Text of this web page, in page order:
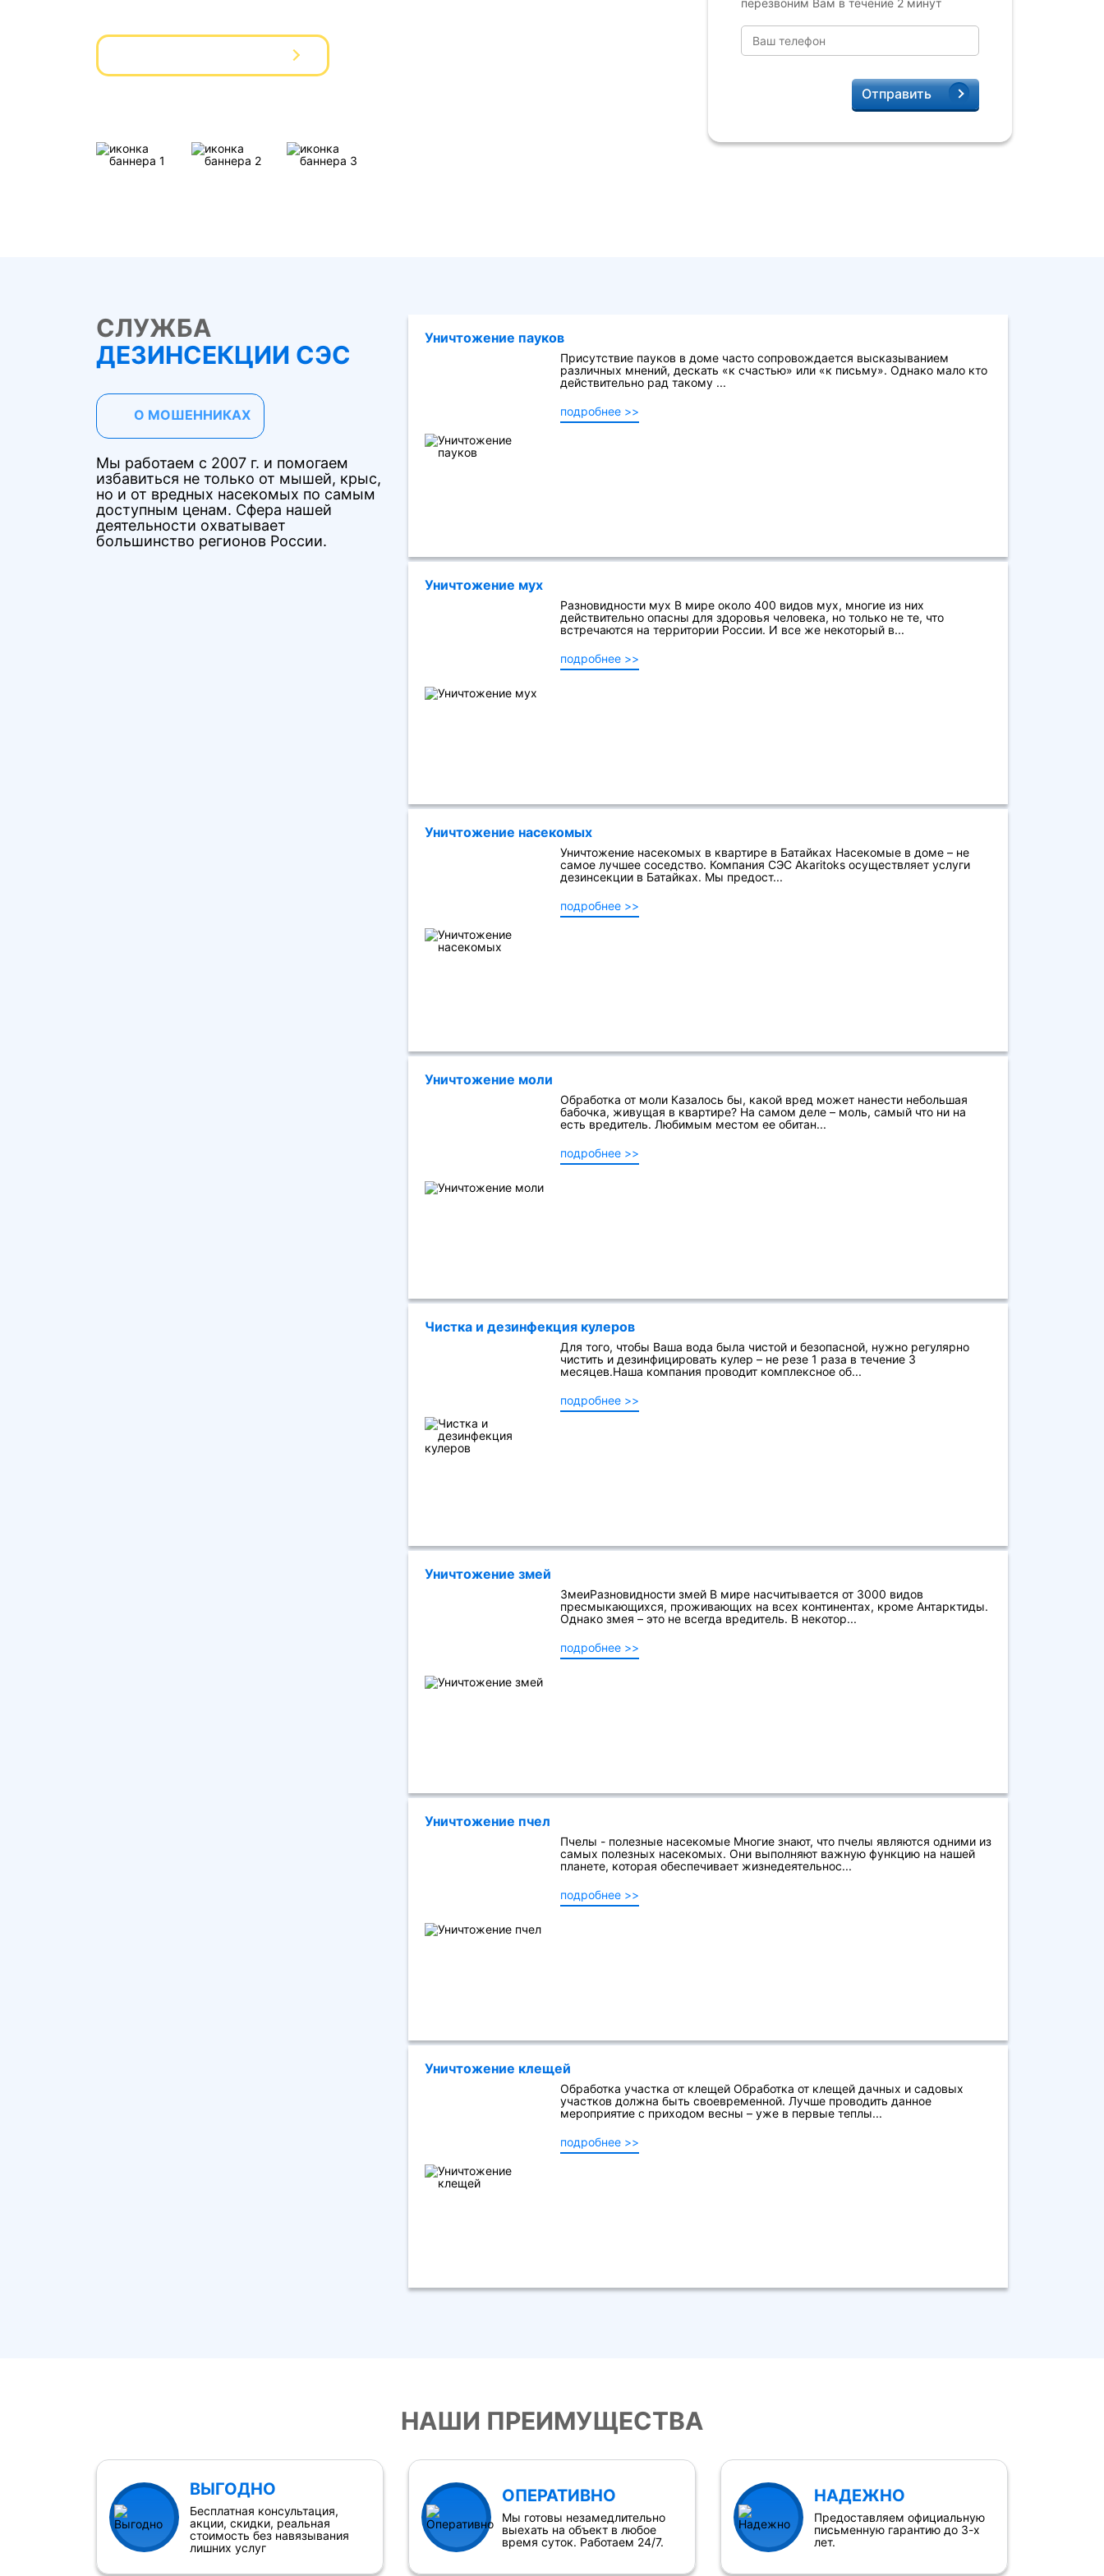
перезвоним Вам в течение 2 минут
Отправить
СЛУЖБА
ДЕЗИНСЕКЦИИ СЭС
О МОШЕННИКАХ
Мы работаем с 2007 г. и помогаем
избавиться не только от мышей, крыс,
но и от вредных насекомых по самым
доступным ценам. Сфера нашей
деятельности охватывает
большинство регионов России.
Уничтожение пауков
Присутствие пауков в доме часто сопровождается высказыванием
различных мнений, дескать «к счастью» или «к письму». Однако мало кто
действительно рад такому ...
подробнее >>
Уничтожение мух
Разновидности мух В мире около 400 видов мух, многие из них
действительно опасны для здоровья человека, но только не те, что
встречаются на территории России. И все же некоторый в...
подробнее >>
Уничтожение насекомых
Уничтожение насекомых в квартире в Батайках Насекомые в доме – не
самое лучшее соседство. Компания СЭС Akaritoks осуществляет услуги
дезинсекции в Батайках. Мы предост...
подробнее >>
Уничтожение моли
Обработка от моли Казалось бы, какой вред может нанести небольшая
бабочка, живущая в квартире? На самом деле – моль, самый что ни на
есть вредитель. Любимым местом ее обитан...
подробнее >>
Чистка и дезинфекция кулеров
Для того, чтобы Ваша вода была чистой и безопасной, нужно регулярно
чистить и дезинфицировать кулер – не резе 1 раза в течение 3
месяцев.Наша компания проводит комплексное об...
подробнее >>
Уничтожение змей
ЗмеиРазновидности змей В мире насчитывается от 3000 видов
пресмыкающихся, проживающих на всех континентах, кроме Антарктиды.
Однако змея – это не всегда вредитель. В некотор...
подробнее >>
Уничтожение пчел
Пчелы - полезные насекомые Многие знают, что пчелы являются одними из
самых полезных насекомых. Они выполняют важную функцию на нашей
планете, которая обеспечивает жизнедеятельнос...
подробнее >>
Уничтожение клещей
Обработка участка от клещей Обработка от клещей дачных и садовых
участков должна быть своевременной. Лучше проводить данное
мероприятие с приходом весны – уже в первые теплы...
подробнее >>
НАШИ ПРЕИМУЩЕСТВА
ВЫГОДНО
Бесплатная консультация,
акции, скидки, реальная
стоимость без навязывания
лишних услуг
ОПЕРАТИВНО
Мы готовы незамедлительно
выехать на объект в любое
время суток. Работаем 24/7.
НАДЕЖНО
Предоставляем официальную
письменную гарантию до 3-х
лет.